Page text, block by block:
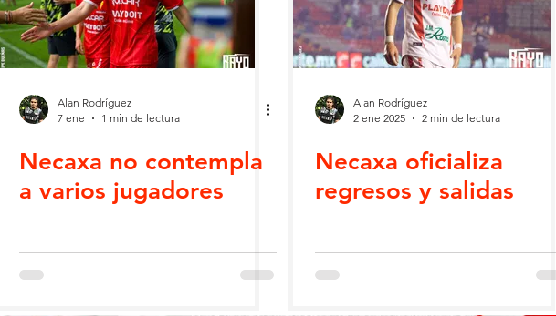
Alan Rodríguez
7 ene
1 min de lectura
Necaxa no contempla
a varios jugadores
Alan Rodríguez
2 ene 2025
2 min de lectura
Necaxa oficializa
regresos y salidas